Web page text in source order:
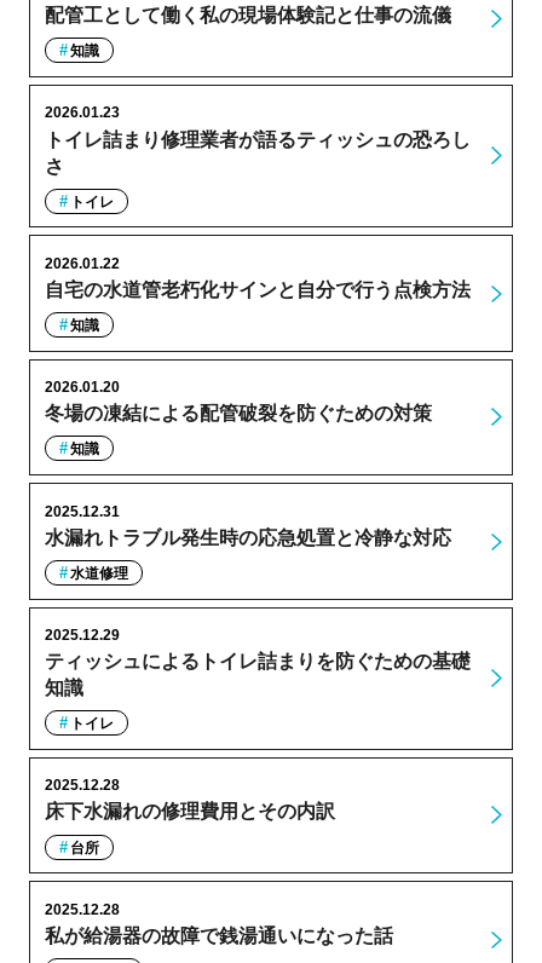
配管工として働く私の現場体験記と仕事の流儀
知識
トイレ詰まり修理業者が語るティッシュの恐ろし
さ
2026.01.23
トイレ
自宅の水道管老朽化サインと自分で行う点検方法
2026.01.22
知識
冬場の凍結による配管破裂を防ぐための対策
2026.01.20
知識
水漏れトラブル発生時の応急処置と冷静な対応
2025.12.31
水道修理
ティッシュによるトイレ詰まりを防ぐための基礎
知識
2025.12.29
トイレ
床下水漏れの修理費用とその内訳
2025.12.28
台所
私が給湯器の故障で銭湯通いになった話
2025.12.28